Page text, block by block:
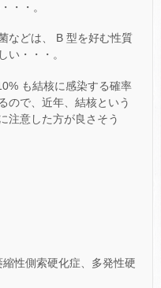
・・。
などは、 B 型を好む性質
い・・・。
も結核に感染する確率
ので、近年、結核という
注意した方が良さそう
性側索硬化症、多発性硬